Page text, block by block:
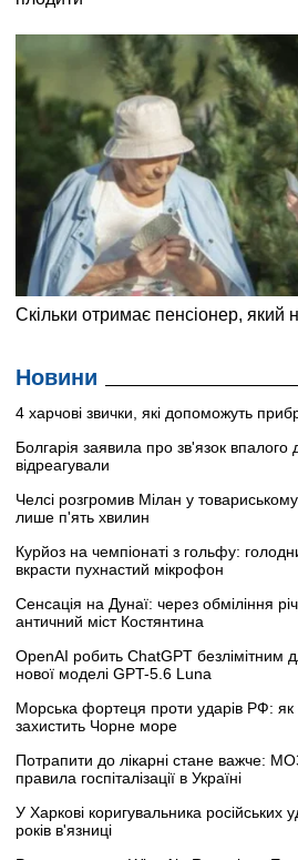
Новини
4 харчові звички, які допоможуть
Болгарія заявила про зв'язок впалого
відреагували
Челсі розгромив Мілан у
лише п'ять хвилин
Курйоз на чемпіонаті з гольфу:
вкрасти пухнастий мікрофон
Сенсація на Дунаї: через обміління
античний міст Костянтина
OpenAI робить ChatGPT безлімітним
нової моделі GPT-5.6 Luna
Морська фортеця проти ударів РФ:
захистить Чорне море
Потрапити до лікарні стане важче:
правила госпіталізації в Україні
У Харкові коригувальника російських
років в'язниці